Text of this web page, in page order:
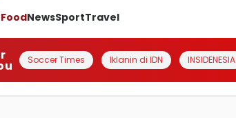
FoodNewsSportTravel
Soccer Times Iklanin di IDN INSIDENESIA